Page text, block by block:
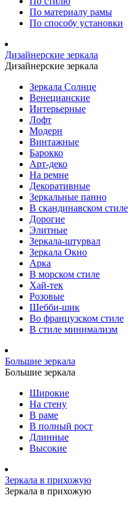
По материалу рамы
По способу установки
Дизайнерские зеркала
Дизайнерские зеркала
Зеркала Солнце
Венецианские
Интерьерные
Лофт
Модерн
Винтажные
Барокко
Арт-деко
На ремне
Декоративные
Зеркальные панно
В скандинавском стиле
Дорогие
Элитные
Зеркала-штурвал
Зеркала Окно
Арка
В морском стиле
Хай-тек
Розовые
Шебби-шик
Во французском стиле
В стиле минимализм
Большие зеркала
Большие зеркала
Широкие
На стену
В раме
В полный рост
Длинные
Высокие
Зеркала в прихожую
Зеркала в прихожую